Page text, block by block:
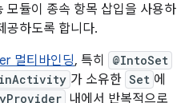
모듈이 종속 항목 삽입을 사용하
공하도록 합니다.
멀티바인딩, 특히 @IntoSet
가 소유한 Set 에
내에서 반복적으로